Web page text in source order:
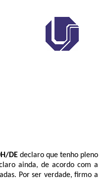
DEdeclaro que tenho pleno
ainda, de acordo com a
Por ser verdade, firmo a